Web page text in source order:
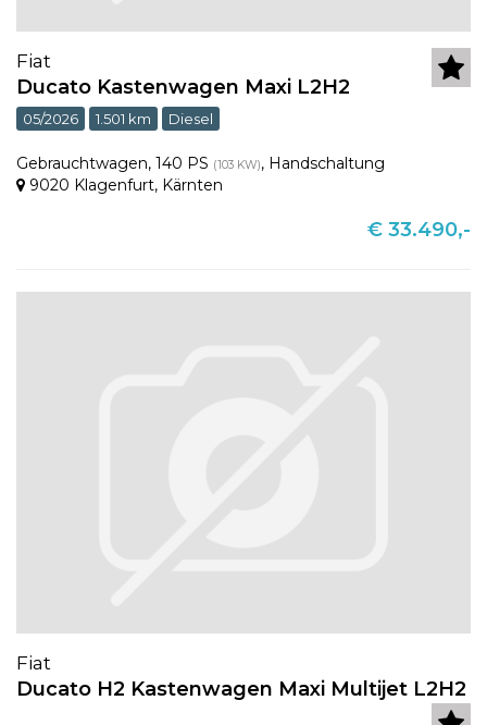
Fiat
Ducato Kastenwagen Maxi L2H2
05/2026 1.501 km Diesel
Gebrauchtwagen, 140 PS (103 KW), Handschaltung
9020 Klagenfurt, Kärnten
€ 33.490,-
Fiat
Ducato H2 Kastenwagen Maxi Multijet L2H2